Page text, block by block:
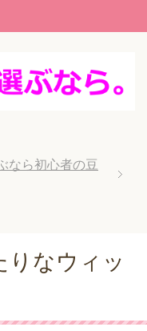
なら初心者の豆
りなウィッ